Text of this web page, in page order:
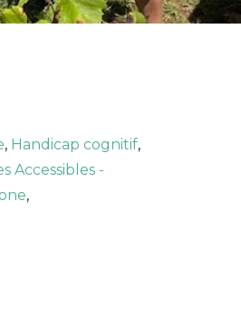
, Handicap cognitif,
Accessibles -
,